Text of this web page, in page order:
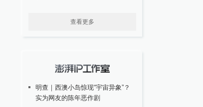
查看更多
明查｜西澳小岛惊现“宇宙异象”？
实为网友的陈年恶作剧